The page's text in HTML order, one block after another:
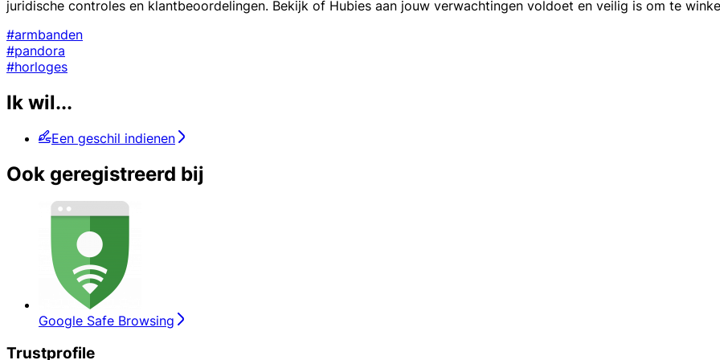
juridische controles en klantbeoordelingen. Bekijk of Hubies aan jouw verwachtingen voldoet en veilig is om te
#armbanden
#pandora
#horloges
Ik wil...
Een geschil indienen
Ook geregistreerd bij
Google Safe Browsing
Trustprofile